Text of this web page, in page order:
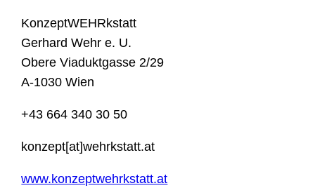
KonzeptWEHRkstatt
Gerhard Wehr e. U.
Obere Viaduktgasse 2/29
A-1030 Wien
+43 664 340 30 50
konzept[at]wehrkstatt.at
www.konzeptwehrkstatt.at